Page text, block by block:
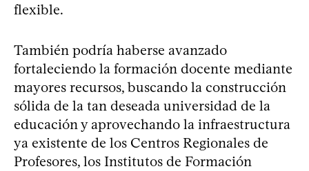
flexible.
También podría haberse avanzado
fortaleciendo la formación docente mediante
mayores recursos, buscando la construcción
sólida de la tan deseada universidad de la
educación y aprovechando la infraestructura
ya existente de los Centros Regionales de
Profesores, los Institutos de Formación